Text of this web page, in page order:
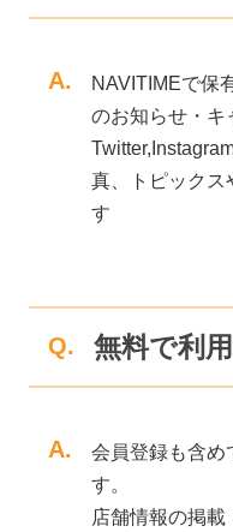
A.
NAVITIMEで保
のお知らせ・キ
真、トピックス
す
Q. 無料で利
A.
会員登録も含め
す。
店舗情報の掲載